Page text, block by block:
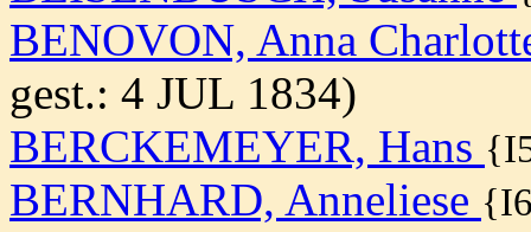
BENOVON, Anna
gest.: 4 JUL 1834)
BERCKEMEYER, Hans
BERNHARD, Anneliese